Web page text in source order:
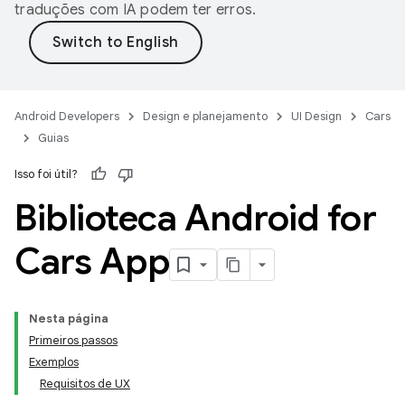
traduções com IA podem ter erros.
Android Developers Design e planejamento UI Design
Cars
Guias
Isso foi útil?
Biblioteca Android for
Cars App
Nesta página
Primeiros passos
Exemplos
Requisitos de UX